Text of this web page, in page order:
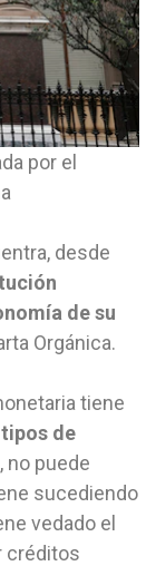
por el
desde
de su
Orgánica.
tiene
de
no puede
sucediendo
vedado el
créditos